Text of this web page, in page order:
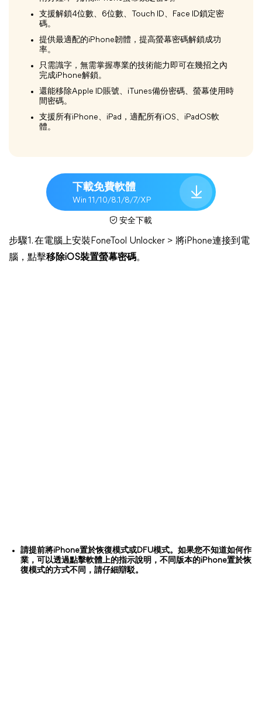
支援解鎖4位數、6位數、Touch ID、Face ID鎖定密
碼。
提供最適配的iPhone韌體，提高螢幕密碼解鎖成功
率。
只需識字，無需掌握專業的技術能力即可在幾招之內
完成iPhone解鎖。
還能移除Apple ID賬號、iTunes備份密碼、螢幕使用時
間密碼。
支援所有iPhone、iPad，適配所有iOS、iPadOS軟
體。
下載免費軟體
Win 11/10/8.1/8/7/XP
安全下載
步驟1. 在電腦上安裝FoneTool Unlocker > 將iPhone連接到電
腦，點擊移除iOS裝置螢幕密碼。
請提前將iPhone置於恢復模式或DFU模式。如果您不知道如何作
業，可以透過點擊軟體上的指示說明，不同版本的iPhone置於恢
復模式的方式不同，請仔細辯駁。